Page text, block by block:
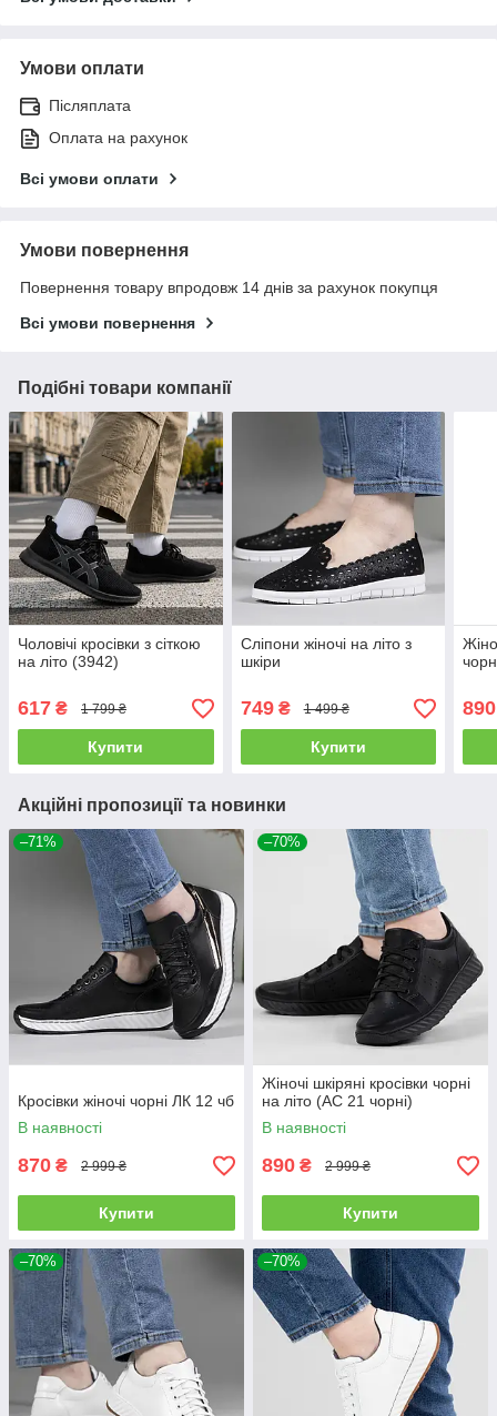
Умови оплати
Післяплата
Оплата на рахунок
Всі умови оплати
Умови повернення
Повернення товару впродовж 14 днів за рахунок покупця
Всі умови повернення
Подібні товари компанії
Чоловічі кросівки з сіткою
на літо (3942)
617 ₴ 1 799 ₴
Купити
Сліпони жіночі на літо з
шкіри
749₴ 1 499 ₴
Купити
890
Акційні пропозиції та новинки
–71%
Кросівки жіночі чорні ЛК 12 чб
В наявності
870 ₴ 2 999 ₴
Купити
–70%
Жіночі шкіряні кросівки чорні
на літо (АС 21 чорні)
В наявності
890 ₴ 2 999 ₴
Купити
–70% –70%